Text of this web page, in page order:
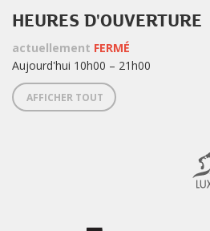
HEURES D'OUVERTURE
actuellement FERMÉ
Aujourd'hui 10h00 – 21h00
AFFICHER TOUT